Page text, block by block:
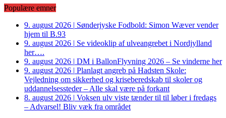
Populære emner
9. august 2026 | Sønderjyske Fodbold: Simon Wæver vender
hjem til B.93
9. august 2026 | Se videoklip af ulveangrebet i Nordjylland
her….
9. august 2026 | DM i BallonFlyvning 2026 – Se vinderne her
9. august 2026 | Planlagt angreb på Hadsten Skole:
Vejledning om sikkerhed og kriseberedskab til skoler og
uddannelsessteder – Alle skal være på forkant
8. august 2026 | Voksen ulv viste tænder til til løber i fredags
– Advarsel! Bliv væk fra området